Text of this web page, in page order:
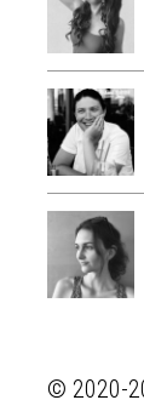
© 2020-